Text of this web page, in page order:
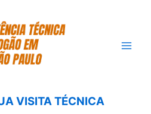
VISITA TÉCNICA